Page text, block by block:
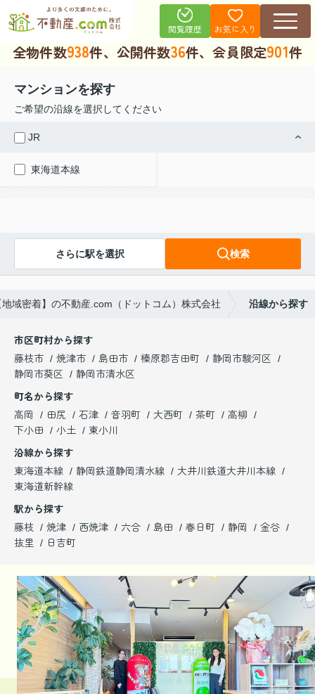
閲覧履歴 お気に入り
全物件数938件、公開件数36件、会員限定901件
マンションを探す
ご希望の沿線を選択してください
JR
東海道本線
さらに駅を選択 検索
域密着】の不動産.com（ドットコム）株式会社 沿線から探す
市区町村から探す
藤枝市
焼津市 島田市 榛原郡吉田町
静岡市駿河区
静岡市葵区
静岡市清水区
町名から探す
高岡
田尻 石津 音羽町 大西町 茶町
高柳
下小田
小土
東小川
沿線から探す
東海道本線
静岡鉄道静岡清水線
大井川鉄道大井川本線
東海道新幹線
駅から探す
藤枝
焼津 西焼津 六合 島田 春日町 静岡
金谷
抜里
日吉町